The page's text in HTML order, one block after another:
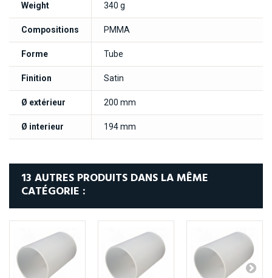
Weight 340 g
Compositions PMMA
Forme Tube
Finition Satin
Ø extérieur 200 mm
Ø interieur 194 mm
13 AUTRES PRODUITS DANS LA MÊME
CATÉGORIE :